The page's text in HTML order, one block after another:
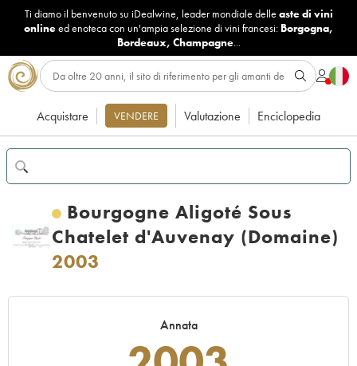
Ti diamo il benvenuto su iDealwine, leader mondiale delle aste di vini
onlineed enoteca con un'ampia selezione di vini francesi: Borgogna,
Bordeaux, Champagne...
Acquistare VENDERE Valutazione Enciclopedia
Bourgogne Aligoté Sous
Chatelet d'Auvenay (Domaine)
2003
Annata